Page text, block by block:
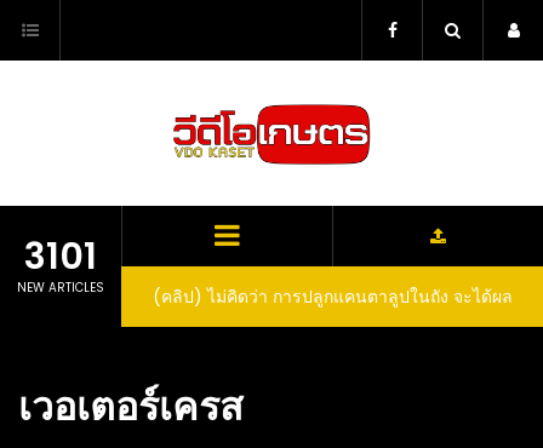
content
3101
NEW ARTICLES
(คลิป) ไม่คิดว่า การปลูกแคนตาลูปในถัง จะได้ผล
ลูกโตและหวานขนาดนี้ I didn’t expect that
such large and sweet fruit
เวอเตอร์เครส